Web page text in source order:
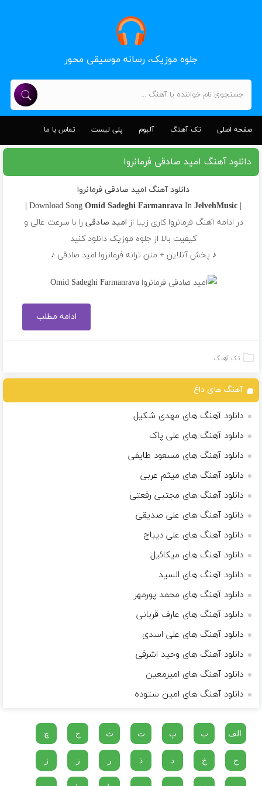
جلوه موزیک، رسانه موسیقی محور
صفحه اصلی تک آهنگ آلبوم پلی لیست تماس با ما
دانلود آهنگ امید صادقی فرمانروا
دانلود آهنگ امید صادقی فرمانروا
| Download Song
Omid Sadeghi Farmanrava InJelvehMusic |
در ادامه آهنگ فرمانروا کاری زیبا از امید صادقی را با سرعت عالی و
کیفیت بالا از جلوه موزیک دانلود کنید
♪ پخش آنلاین + متن ترانه فرمانروا امید صادقی ♪
ادامه مطلب
تک آهنگ
آهنگ های داغ
دانلود آهنگ های مهدی شکیل
دانلود آهنگ های علی پاک
دانلود آهنگ های مسعود طایفی
دانلود آهنگ های میثم عربی
دانلود آهنگ های مجتبی رفعتی
دانلود آهنگ های علی صدیقی
دانلود آهنگ های علی دیباج
دانلود آهنگ های میکائیل
دانلود آهنگ های السید
دانلود آهنگ های محمد پورمهر
دانلود آهنگ های عارف قربانی
دانلود آهنگ های علی اسدی
دانلود آهنگ های وحید اشرفی
دانلود آهنگ های امیرمعین
دانلود آهنگ های امین ستوده
الف ب پ ت ث ج چ
ح خ د ذ ر ز ژ